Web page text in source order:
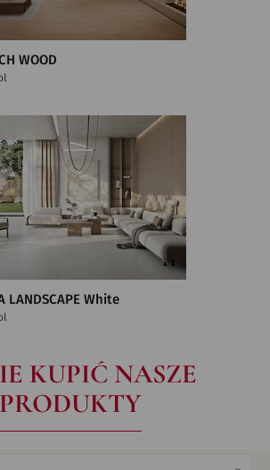
WOOD
LANDSCAPE White
KUPIĆ NASZE
PRODUKTY